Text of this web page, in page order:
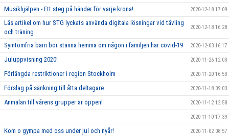
Musikhjälpen - Ett steg på händer för varje krona! 2020-12-18 17:09
Läs artikel om hur STG lyckats använda digitala lösningar vid tävling
och träning
2020-12-18 16:28
Symtomfria barn bör stanna hemma om någon i familjen har covid-19 2020-12-03 16:17
Juluppvisning 2020! 2020-11-26 12:03
Förlängda restriktioner i region Stockholm 2020-11-20 16:53
Förslag på sänkning till åtta deltagare 2020-11-18 09:03
Anmälan till vårens grupper är öppen! 2020-11-12 12:58
2020-11-10 17:39
Kom o gympa med oss under jul och nyår! 2020-11-02 08:57